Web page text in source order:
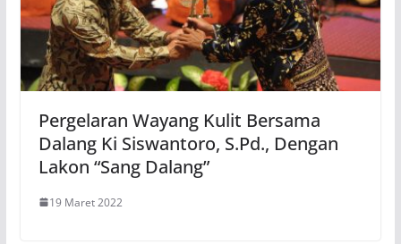
Pergelaran Wayang Kulit Bersama
Dalang Ki Siswantoro, S.Pd., Dengan
Lakon “Sang Dalang”
19 Maret 2022